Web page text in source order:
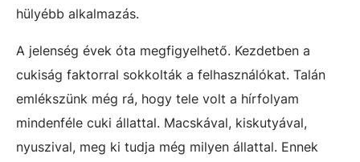
hülyébb alkalmazás.
A jelenség évek óta megfigyelhető. Kezdetben a
cukiság faktorral sokkolták a felhasználókat. Talán
emlékszünk még rá, hogy tele volt a hírfolyam
mindenféle cuki állattal. Macskával, kiskutyával,
nyuszival, meg ki tudja még milyen állattal. Ennek